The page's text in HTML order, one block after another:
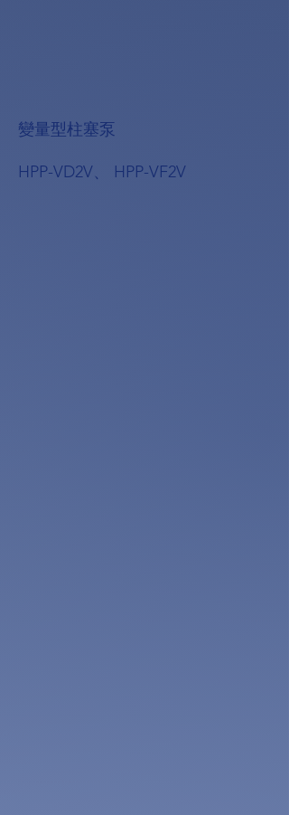
變量型柱塞泵
HPP-VD2V、 HPP-VF2V